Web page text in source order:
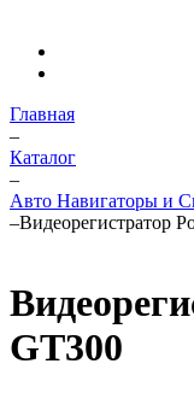
Главная
–
Каталог
–
Авто Навигаторы и
–Видеорегистратор
GT300